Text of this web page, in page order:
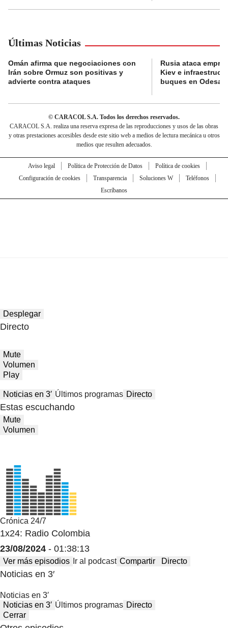
Últimas Noticias
Omán afirma que negociaciones con
Irán sobre Ormuz son positivas y
advierte contra ataques
Rusia ataca
Kiev e
buques en Odesa
© CARACOL S.A. Todos los derechos reservados.
CARACOL S.A. realiza una reserva expresa de las reproducciones y usos de las obras
y otras prestaciones accesibles desde este sitio web a medios de lectura mecánica u otros
medios que resulten adecuados.
Aviso legal Política de Protección de Datos
Política de cookies
Configuración de cookies
Transparencia Soluciones W
Teléfonos
Escríbanos
Desplegar
Directo
Mute
Volumen
Play
Noticias en 3′ Últimos programas Directo
Estas escuchando
Mute
Volumen
Crónica 24/7
1x24: Radio Colombia
23/08/2024 - 01:38:13
Ver más episodios Ir al podcast Compartir Directo
Noticias en 3′
Noticias en 3′
Noticias en 3′ Últimos programas Directo
Cerrar